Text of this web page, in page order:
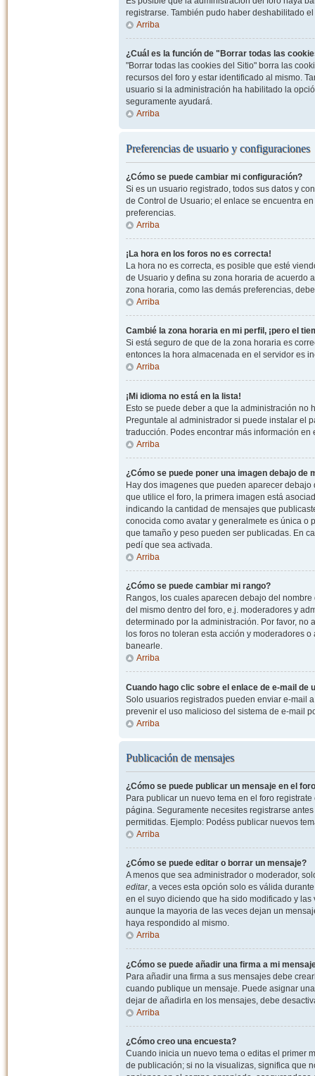
registrarse. También pudo haber deshabilitado
Arriba
¿Cuál es la función de "Borrar todas las
"Borrar todas las cookies del Sitio" borra las
recursos del foro y estar identificado al mismo.
usuario si la administración ha habilitado la
seguramente ayudará.
Arriba
Preferencias de usuario y configuraciones
¿Cómo se puede cambiar mi configuración?
Si es un usuario registrado, todos sus datos y
de Control de Usuario; el enlace se encuentra
preferencias.
Arriba
¡La hora en los foros no es correcta!
La hora no es correcta, es posible que esté
de Usuario y defina su zona horaria de acuerdo
zona horaria, como las demás preferencias,
Arriba
Cambié la zona horaria en mi perfil, ¡pero el
Si está seguro de que de la zona horaria es
entonces la hora almacenada en el servidor es
Arriba
¡Mi idioma no está en la lista!
Esto se puede deber a que la administración no
Preguntale al administrador si puede instalar el
traducción. Podes encontrar más información
Arriba
¿Cómo se puede poner una imagen debajo de
Hay dos imagenes que pueden aparecer
que utilice el foro, la primera imagen está
indicando la cantidad de mensajes que
conocida como avatar y generalmete es única o
que tamaño y peso pueden ser publicadas. En
pedí que sea activada.
Arriba
¿Cómo se puede cambiar mi rango?
Rangos, los cuales aparecen debajo del
del mismo dentro del foro, e.j. moderadores y
determinado por la administración. Por favor,
los foros no toleran esta acción y moderadores
banearle.
Arriba
Cuando hago clic sobre el enlace de e-mail de
Solo usuarios registrados pueden enviar e-mail
prevenir el uso malicioso del sistema de e-mail
Arriba
Publicación de mensajes
¿Cómo se puede publicar un mensaje en el
Para publicar un nuevo tema en el foro
página. Seguramente necesites registrarse
permitidas. Ejemplo: Podéss publicar nuevos
Arriba
¿Cómo se puede editar o borrar un mensaje?
A menos que sea administrador o moderador,
editar, a veces esta opción solo es válida
en el suyo diciendo que ha sido modificado y
aunque la mayoria de las veces dejan un
haya respondido al mismo.
Arriba
¿Cómo se puede añadir una firma a mi
Para añadir una firma a sus mensajes debe
cuando publique un mensaje. Puede asignar
dejar de añadirla en los mensajes, debe
Arriba
¿Cómo creo una encuesta?
Cuando inicia un nuevo tema o editas el primer
de publicación; si no la visualizas, significa que